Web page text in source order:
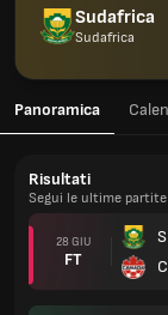
Sudafrica
Sudafrica
Panoramica
Risultati
Segui le ultime
28 GIU
FT